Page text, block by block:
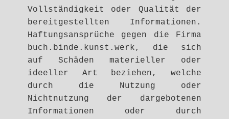
Vollständigkeit oder Qualität der
bereitgestellten Informationen.
Haftungsansprüche gegen die Firma
buch.binde.kunst.werk, die sich
auf Schäden materieller oder
ideeller Art beziehen, welche
durch die Nutzung oder
Nichtnutzung der dargebotenen
Informationen oder durch